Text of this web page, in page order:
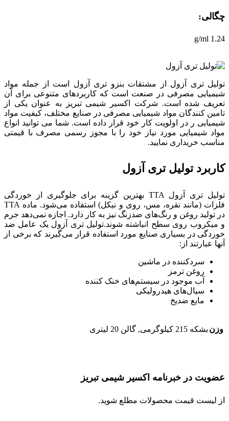
چگالی:
1.24 g/ml
تولیل تری آزول از مشتقات بنزو تری آزول است از جمله مواد
شیمیایی مصرفی در صنعت است که کاربردهای متنوعی برای آن
تعریف شده است. شرکت اکسیر شیمی تبریز به عنوان یکی از
تامین کنندگان مواد شیمیایی مصرفی در صنایع مختلف، کیفیت مواد
شیمیایی ر در اولویت کار خود قرار داده است. شما می توانید انواع
مواد شیمیایی مورد نیاز خود را با مجوز رسمی مصرف با قیمتی
مناسب خریداری نمایید.
کاربرد تولیل تری آزول
تولیل تری آزول TTA بهترین گزینه برای جلوگیری از خوردگی
فلزات (مانند نقره، مس، روی و نیکل) استفاده می‌شود. ماده TTA
در تولید روغن و رنگ‌های ضدزنگ نیز به کار دارد. اجازه نمی‌دهد جرم
و میکروب روی سطح انباشته شوند.تولیل تری آزول یک عامل ضد
خوردگی در بسیاری صنایع مورد استفاده قرار می‌گیرند که برخی از
آنها عبارتند از:
سرد‌کننده در ماشین‌
روغن ترمز
آب موجود در سیستم‌های خنک کننده
سیال‌های هیدرولیکی
مایع ضد‌یخ
وزن بشکه 215 کیلوگرمی, گالن 20 لیتری
عضویت در خبرنامه اکسیر شیمی تبریز
از لیست قیمت محصولات مطلع شوید.